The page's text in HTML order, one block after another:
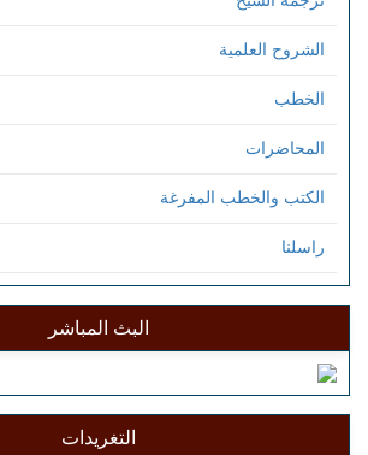
الشروح العلمية
الخطب
المحاضرات
الكتب والخطب المفرغة
راسلنا
البث المباشر
التغريدات